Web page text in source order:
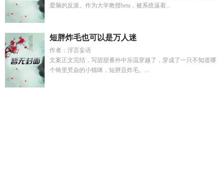
爱脑的反派。作为大学教授beta，被系统逼着...
短胖炸毛也可以是万人迷
作者：浮言妄语
文案正文完结，写甜甜番外中乐温穿越了，穿成了一只不知道哪
个犄里旯旮的小猫咪，短胖且炸毛。...